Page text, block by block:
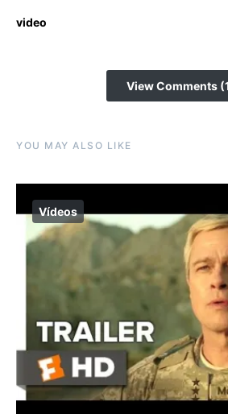
video
View Comments
YOU MAY ALSO LIKE
Vídeos